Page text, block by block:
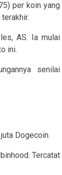
per koin yang
AS. Ia mulai
ini.
senilai
Dogecoin.
Tercatat